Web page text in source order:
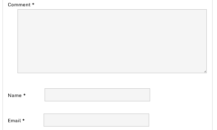
Comment*
Name *
Email*